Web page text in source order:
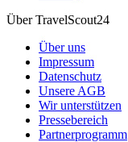
Über TravelScout24
Über uns
Impressum
Datenschutz
Unsere AGB
Wir unterstützen
Pressebereich
Partnerprogramm